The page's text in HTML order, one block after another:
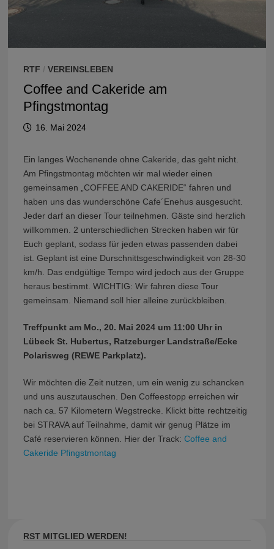
RTF / VEREINSLEBEN
Coffee and Cakeride am
Pfingstmontag
16. Mai 2024
Ein langes Wochenende ohne Cakeride, das geht nicht.
Am Pfingstmontag möchten wir mal wieder einen
gemeinsamen „COFFEE AND CAKERIDE“ fahren und
haben uns das wunderschöne Cafe´Enehus ausgesucht.
Jeder darf an dieser Tour teilnehmen. Gäste sind herzlich
willkommen. 2 unterschiedlichen Strecken haben wir für
Euch geplant, sodass für jeden etwas passenden dabei
ist. Geplant ist eine Durschnittsgeschwindigkeit von 28-30
km/h. Das endgültige Tempo wird jedoch aus der Gruppe
heraus bestimmt. WICHTIG: Wir fahren diese Tour
gemeinsam. Niemand soll hier alleine zurückbleiben.
Treffpunkt am Mo., 20. Mai 2024 um 11:00 Uhr in
Lübeck St. Hubertus, Ratzeburger Landstraße/Ecke
Polarisweg (REWE Parkplatz).
Wir möchten die Zeit nutzen, um ein wenig zu schancken
und uns auszutauschen. Den Coffeestopp erreichen wir
nach ca. 57 Kilometern Wegstrecke. Klickt bitte rechtzeitig
bei STRAVA auf Teilnahme, damit wir genug Plätze im
Café reservieren können. Hier der Track: Coffee and
Cakeride Pfingstmontag
RST MITGLIED WERDEN!